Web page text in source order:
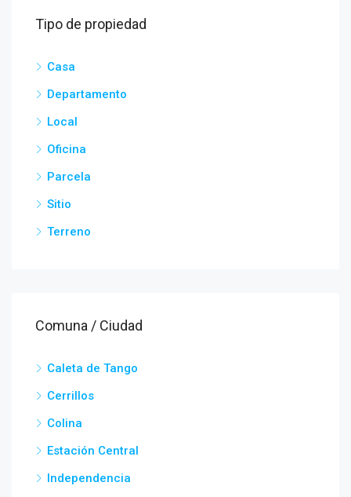
Tipo de propiedad
Casa
Departamento
Local
Oficina
Parcela
Sitio
Terreno
Comuna / Ciudad
Caleta de Tango
Cerrillos
Colina
Estación Central
Independencia